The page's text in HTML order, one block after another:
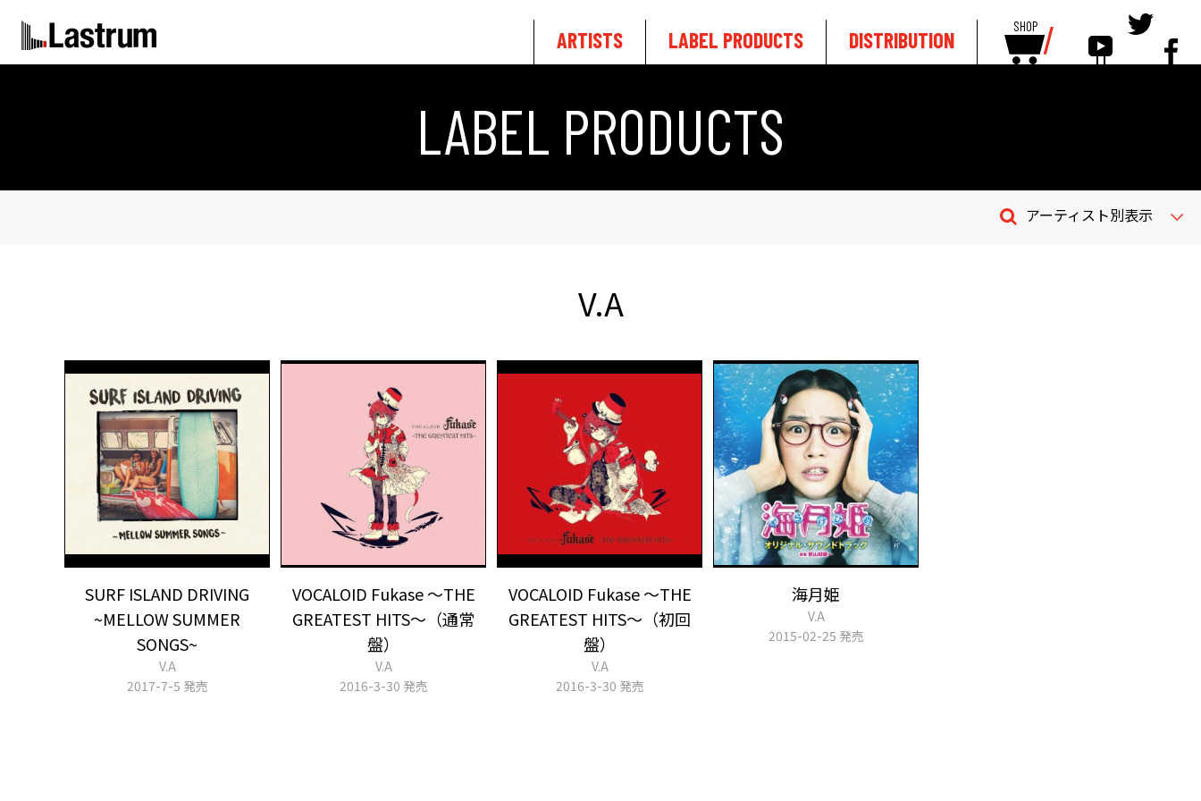
ARTISTS LABEL PRODUCTS DISTRIBUTION
SHOP
LABEL PRODUCTS
アーティスト別表示
V.A
SURF ISLAND DRIVING
~MELLOW SUMMER
SONGS~
V.A
2017-7-5 発売
VOCALOID Fukase ～THE
GREATEST HITS～（通常
盤）
V.A
2016-3-30 発売
VOCALOID Fukase ～THE
GREATEST HITS～（初回
盤）
V.A
2016-3-30 発売
海月姫
V.A
2015-02-25 発売